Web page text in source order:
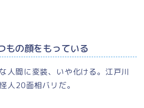
もの顔をもっている
人間に変装、いや化ける。江戸川
人20面相バリだ。